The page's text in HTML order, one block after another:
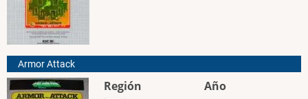
Armor Attack
Región
Año